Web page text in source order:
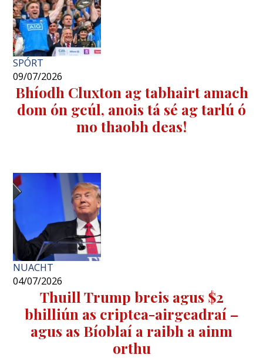
SPÓRT
09/07/2026
Bhíodh Cluxton ag tabhairt amach
dom ón gcúl, anois tá sé ag tarlú ó
mo thaobh deas!
NUACHT
04/07/2026
Thuill Trump breis agus $2
bhilliún as criptea-airgeadraí –
agus as Bíoblaí a raibh a ainm
orthu